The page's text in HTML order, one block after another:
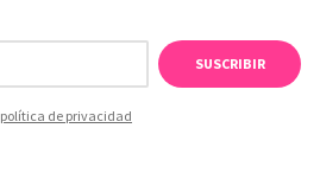
SUSCRIBIR
política de privacidad